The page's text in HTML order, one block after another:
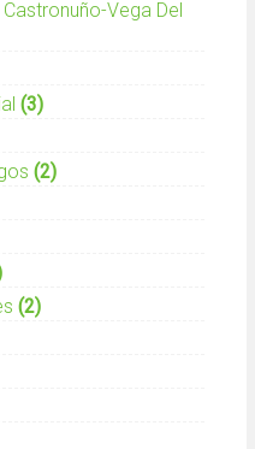
Vega Del
(3)
(2)
(2)